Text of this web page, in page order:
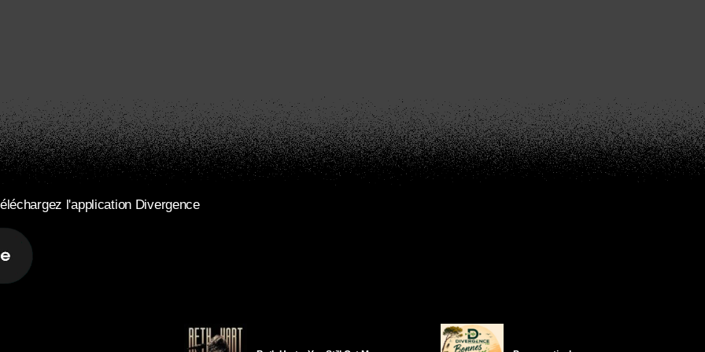
l'application Divergence